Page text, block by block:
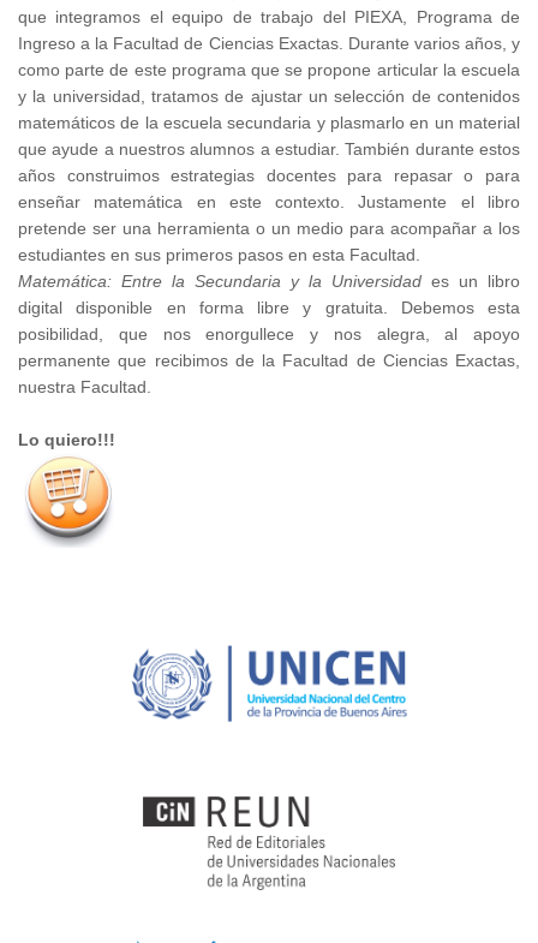
que integramos el equipo de trabajo del PIEXA, Programa de
Ingreso a la Facultad de Ciencias Exactas. Durante varios años, y
como parte de este programa que se propone articular la escuela
y la universidad, tratamos de ajustar un selección de contenidos
matemáticos de la escuela secundaria y plasmarlo en un material
que ayude a nuestros alumnos a estudiar. También durante estos
años construimos estrategias docentes para repasar o para
enseñar matemática en este contexto. Justamente el libro
pretende ser una herramienta o un medio para acompañar a los
estudiantes en sus primeros pasos en esta Facultad.
Matemática: Entre la Secundaria y la Universidad es un libro
digital disponible en forma libre y gratuita. Debemos esta
posibilidad, que nos enorgullece y nos alegra, al apoyo
permanente que recibimos de la Facultad de Ciencias Exactas,
nuestra Facultad.
Lo quiero!!!